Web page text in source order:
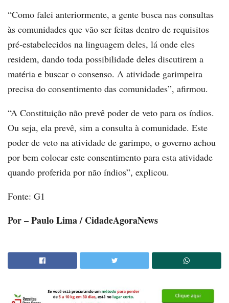
“Como falei anteriormente, a gente busca nas consultas
às comunidades que vão ser feitas dentro de requisitos
pré-estabelecidos na linguagem deles, lá onde eles
residem, dando toda possibilidade deles discutirem a
matéria e buscar o consenso. A atividade garimpeira
precisa do consentimento das comunidades”, afirmou.
“A Constituição não prevê poder de veto para os índios.
Ou seja, ela prevê, sim a consulta à comunidade. Este
poder de veto na atividade de garimpo, o governo achou
por bem colocar este consentimento para esta atividade
quando proferida por não índios”, explicou.
Fonte: G1
Por – Paulo Lima / CidadeAgoraNews